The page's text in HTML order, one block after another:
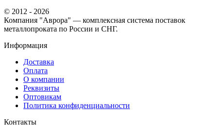
© 2012 - 2026
Компания "Аврора" — комплексная система поставок
металлопроката по России и СНГ.
Информация
Доставка
Оплата
О компании
Реквизиты
Оптовикам
Политика конфиденциальности
Контакты